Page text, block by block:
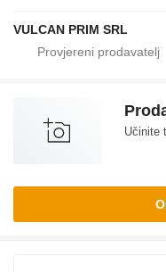
VULCAN PRIM SRL
Učinite